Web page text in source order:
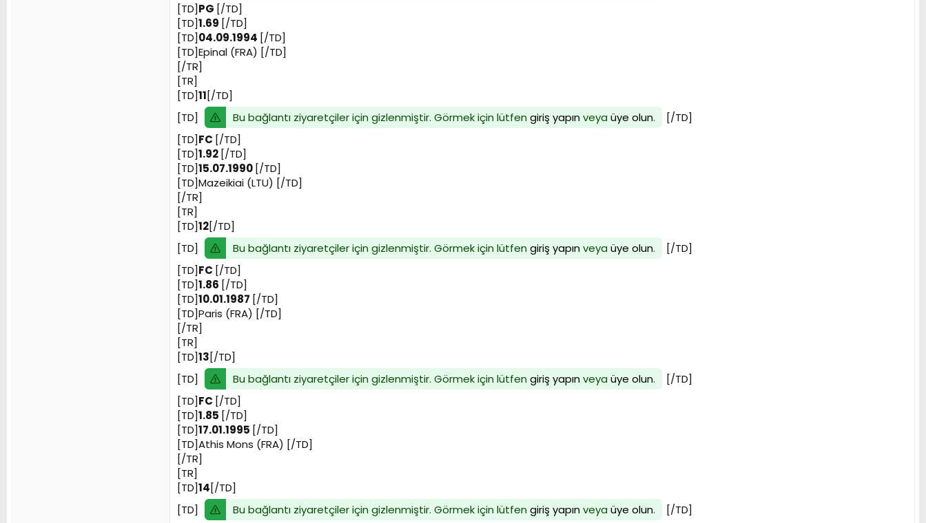
[TD]PG [/TD]
[TD]1.69 [/TD]
[TD]04.09.1994 [/TD]
[TD]Epinal (FRA) [/TD]
[/TR]
[TR]
[TD]11[/TD]
[TD]
Bu bağlantı ziyaretçiler için gizlenmiştir. Görmek için lütfen giriş yapınveya üye olun.
[/TD]
[TD]FC [/TD]
[TD]1.92[/TD]
[TD]15.07.1990[/TD]
[TD]Mazeikiai (LTU) [/TD]
[/TR]
[TR]
[TD]12[/TD]
[TD]
Bu bağlantı ziyaretçiler için gizlenmiştir. Görmek için lütfen giriş yapınveya üye olun.
[/TD]
[TD]FC [/TD]
[TD]1.86 [/TD]
[TD]10.01.1987 [/TD]
[TD]Paris (FRA) [/TD]
[/TR]
[TR]
[TD]13[/TD]
[TD]
Bu bağlantı ziyaretçiler için gizlenmiştir. Görmek için lütfen giriş yapınveya üye olun.
[/TD]
[TD]FC [/TD]
[TD]1.85 [/TD]
[TD]17.01.1995 [/TD]
[TD]Athis Mons (FRA) [/TD]
[/TR]
[TR]
[TD]14[/TD]
[TD]
Bu bağlantı ziyaretçiler için gizlenmiştir. Görmek için lütfen giriş yapınveya üye olun.
[/TD]